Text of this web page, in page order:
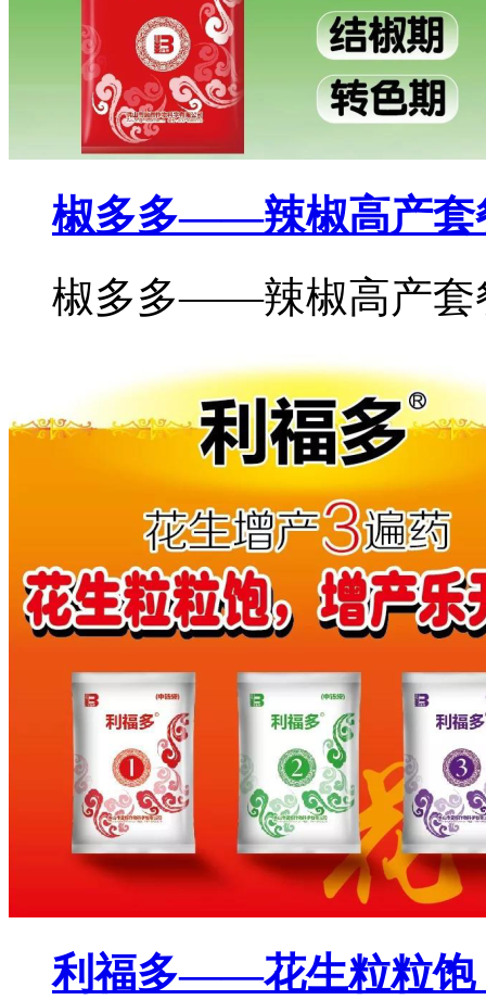
椒多多——辣椒高产套
椒多多——辣椒高产套
利福多——花生粒粒饱